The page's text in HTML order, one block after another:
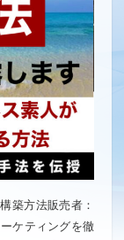
築方法販売者：
ケティングを徹